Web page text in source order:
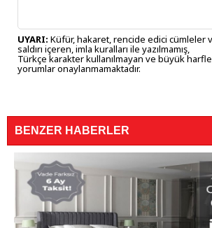
UYARI: Küfür, hakaret, rencide edici cümleler
saldırı içeren, imla kuralları ile yazılmamış,
Türkçe karakter kullanılmayan ve büyük
yorumlar onaylanmamaktadır.
BENZER HABERLER